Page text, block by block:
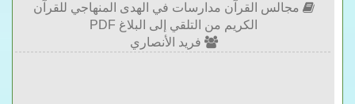
مجالس القرآن مدارسات في الهدى المنهاجي للقرآن
الكريم من التلقي إلى البلاغ PDF
فريد الأنصاري